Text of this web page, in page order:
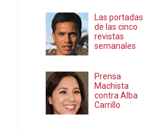
Las portadas
de las cinco
revistas
semanales
Prensa
Machista
contra Alba
Carrillo